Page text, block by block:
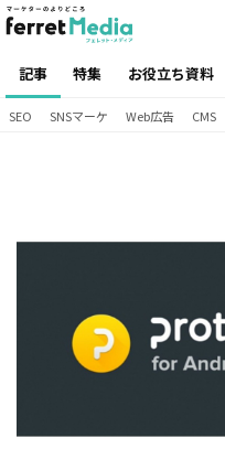
記事 特集 お役立ち資料
SEO SNSマーケ Web広告 CMS